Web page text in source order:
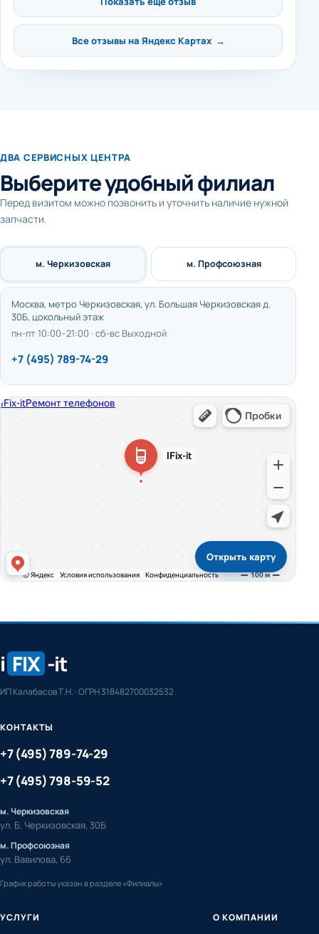
Все отзывы на Яндекс Картах →
ДВА СЕРВИСНЫХ ЦЕНТРА
Выберите удобный филиал
Перед визитом можно позвонить и уточнить наличие нужной
запчасти.
м. Черкизовская
Москва, метро Черкизовская, ул. Большая Черкизовская д.
30Б, цокольный этаж
пн-пт 10:00–21:00 · сб-вс Выходной
+7 (495) 789-74-29
м. Профсоюзная
Открыть карту
i FIX -it
ИП Калабасов Т.Н. · ОГРН 318482700032532
УСЛУГИ О КОМПАНИИ
КОНТАКТЫ
+7 (495) 789-74-29
+7 (495) 798-59-52
м. Черкизовская
ул. Б. Черкизовская, 30Б
м. Профсоюзная
ул. Вавилова, 66
График работы указан в разделе «Филиалы»